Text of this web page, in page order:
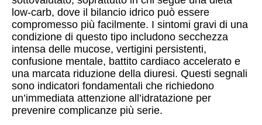
low-carb, dove il bilancio idrico può essere
compromesso più facilmente. I sintomi gravi di una
condizione di questo tipo includono secchezza
intensa delle mucose, vertigini persistenti,
confusione mentale, battito cardiaco accelerato e
una marcata riduzione della diuresi. Questi segnali
sono indicatori fondamentali che richiedono
un’immediata attenzione all’idratazione per
prevenire complicanze più serie.